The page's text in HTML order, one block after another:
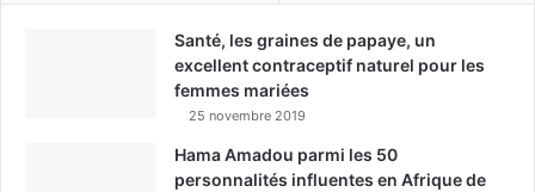
Santé, les graines de papaye, un
excellent contraceptif naturel pour les
femmes mariées
25 novembre 2019
Hama Amadou parmi les 50
personnalités influentes en Afrique de